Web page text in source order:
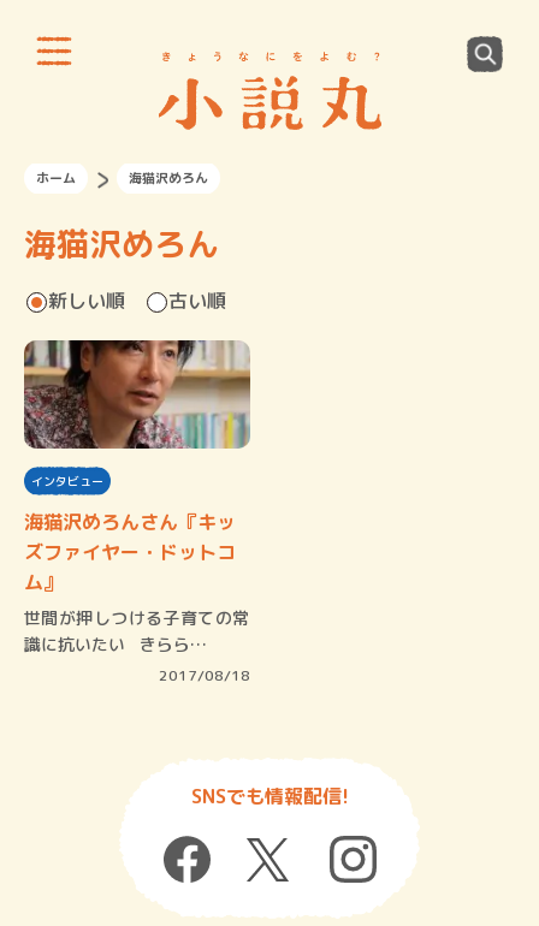
ホーム 海猫沢めろん
海猫沢めろん
新しい順 古い順
インタビュー
海猫沢めろんさん『キッ
ズファイヤー・ドットコ
ム』
世間が押しつける子育ての常
識に抗いたい きらら…
2017/08/18
SNSでも情報配信!